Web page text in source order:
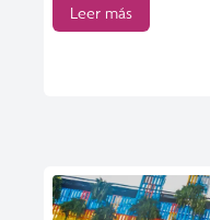
Leer más